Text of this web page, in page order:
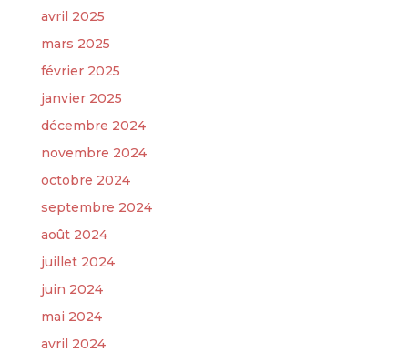
avril 2025
mars 2025
février 2025
janvier 2025
décembre 2024
novembre 2024
octobre 2024
septembre 2024
août 2024
juillet 2024
juin 2024
mai 2024
avril 2024